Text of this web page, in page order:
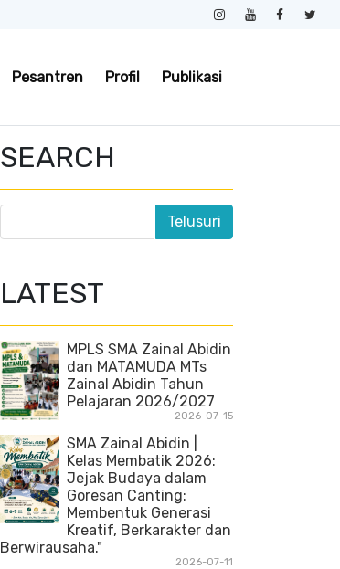
Pesantren Profil Publikasi
SEARCH
LATEST
MPLS SMA Zainal Abidin
dan MATAMUDA MTs
Zainal Abidin Tahun
Pelajaran 2026/2027
2026-07-15
SMA Zainal Abidin |
Kelas Membatik 2026:
Jejak Budaya dalam
Goresan Canting:
Membentuk Generasi
Kreatif, Berkarakter dan
Berwirausaha."
2026-07-11